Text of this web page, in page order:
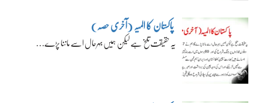
پاکستان کا المیہ (آخری حصہ)
یہ حقیقت تلخ ہے لیکن ہمیں بہرحال اسے ماننا پڑے…